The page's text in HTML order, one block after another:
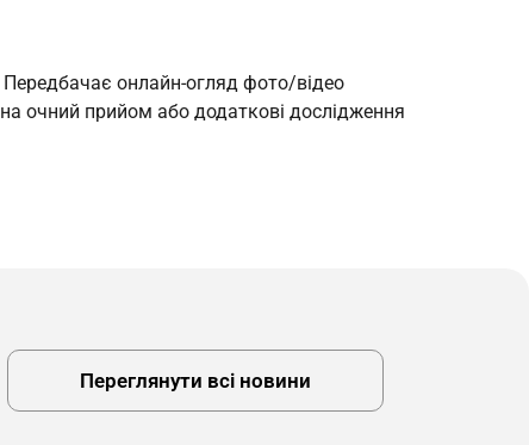
онлайн-огляд фото/відео
на очний прийом або додаткові дослідження
Переглянути всі новини